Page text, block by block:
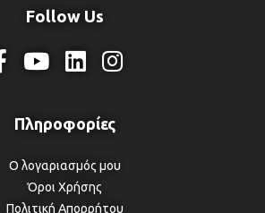
Follow Us
Ο λογαριασμός μου
Όροι Χρήσης
Πολιτική Απορρήτου